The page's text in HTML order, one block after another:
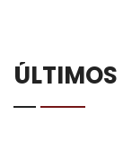
ÚLTIMOS